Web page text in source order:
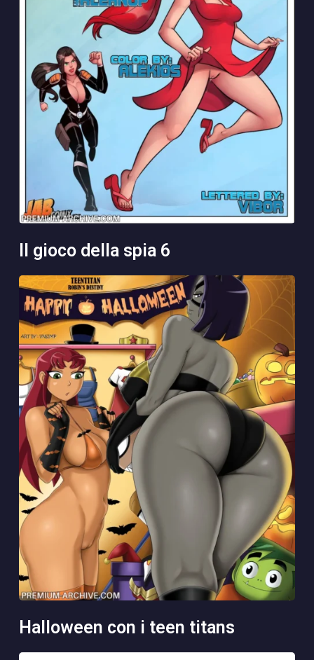
il gioco della spia 6
halloween con i teen titans